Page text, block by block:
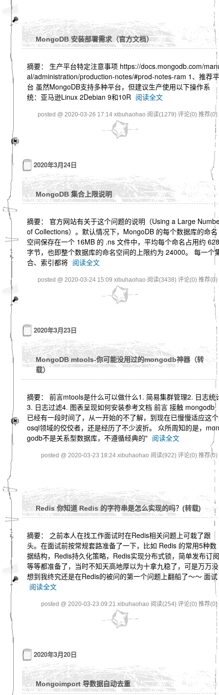
MongoDB 安装部署需求（官方文档）
摘要： 生产平台特定注意事项 https://docs.mongodb.com/
al/administration/production-notes/#prod-notes-ram 1、推荐平
台 虽然MongoDB支持多种平台，但建议生产使用以下操作系
统：亚马逊Linux 2Debian 9和10R 阅读全文
posted @ 2020-03-26 17:14 xibuhaohao 阅读(1279) 评论(0) 推荐(0)
2020年3月24日
MongoDB 集合上限说明
摘要： 官方网站有关于这个问题的说明（Using a Large
of Collections）。默认情况下，MongoDB 的每个数据库的命名
空间保存在一个 16MB 的 .ns 文件中，平均每个命名占用约 628
字节，也即整个数据库的命名空间的上限约为 24000。 每一个
合、索引都将 阅读全文
posted @ 2020-03-24 15:09 xibuhaohao 阅读(3438) 评论(0) 推荐(0)
2020年3月23日
MongoDB mtools-你可能没用过的mongodb神器（转
载）
摘要： 前言mtools是什么可以做什么1. 简易集群管理2. 日志统
3. 日志过滤4. 图表呈现如何安装参考文档 前言 接触 mongodb
已经有一段时间了，从一开始的不了解，到现在已慢慢适应这
osql领域的佼佼者，还是经历了不少波折。 众所周知的是，mon
godb不是关系型数据库，不遵循经典的" 阅读全文
posted @ 2020-03-23 18:24 xibuhaohao 阅读(922) 评论(0) 推荐(0)
Redis 你知道 Redis 的字符串是怎么实现的吗？(转载)
摘要： 之前本人在找工作面试时在Redis相关问题上可栽了跟
头。在面试前按常规套路准备了一下，比如 Redis 的常用5种数
据结构，Redis持久化策略，Redis实现分布式锁，简单发布订阅
等等都准备了，当时不知天高地厚以为十拿九稳了，可是万万没
想到我终究还是在Redis的被问的第一个问题上翻船了～～ 面试
阅读全文
posted @ 2020-03-23 09:21 xibuhaohao 阅读(254) 评论(0) 推荐(0)
2020年3月20日
Mongoimport 导数据自动去重